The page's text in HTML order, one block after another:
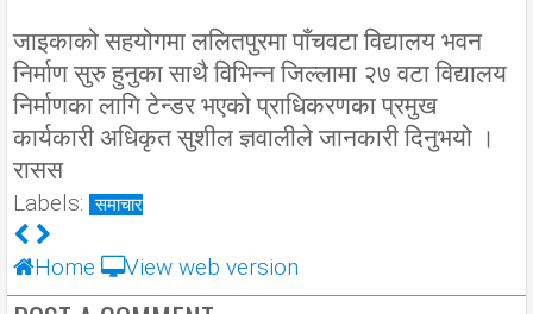
जाइकाको सहयोगमा ललितपुरमा पाँचवटा विद्यालय भवन
निर्माण सुरु हुनुका साथै विभिन्न जिल्लामा २७ वटा विद्यालय
निर्माणका लागि टेन्डर भएको प्राधिकरणका प्रमुख
कार्यकारी अधिकृत सुशील ज्ञवालीले जानकारी दिनुभयो ।
रासस
Labels: समाचार
Home View web version